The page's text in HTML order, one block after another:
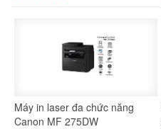
Máy in laser đa chức năng
Canon MF 275DW